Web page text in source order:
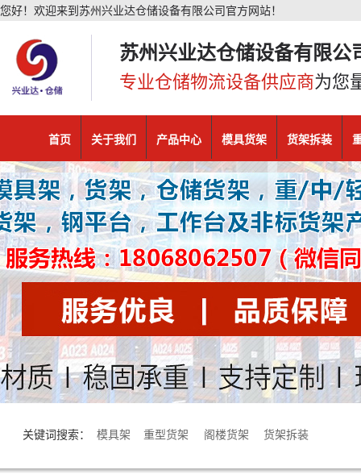
您好！欢迎来到苏州兴业达仓储设备有限公司官方网站！
苏州兴业达仓储设备有限公
专业仓储物流设备供应商为您
首页 关于我们 产品中心 模具货架 货架拆装
关键词搜索： 模具架 重型货架 阁楼货架 货架拆装